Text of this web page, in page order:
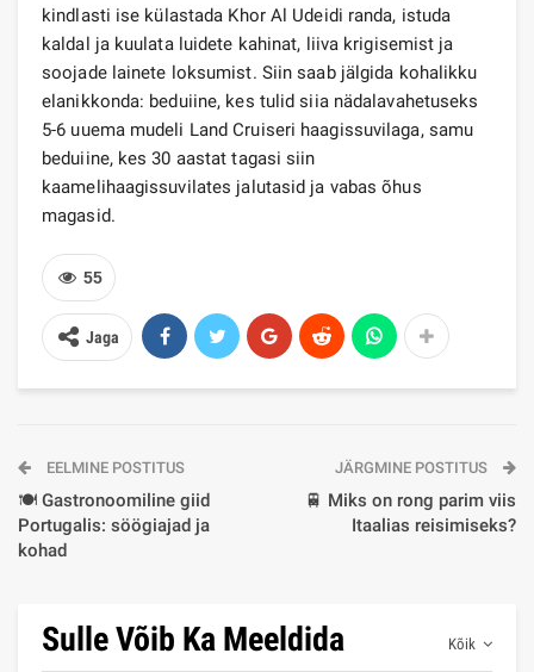
kindlasti ise külastada Khor Al Udeidi randa, istuda
kaldal ja kuulata luidete kahinat, liiva krigisemist ja
soojade lainete loksumist. Siin saab jälgida kohalikku
elanikkonda: beduiine, kes tulid siia nädalavahetuseks
5-6 uuema mudeli Land Cruiseri haagissuvilaga, samu
beduiine, kes 30 aastat tagasi siin
kaamelihaagissuvilates jalutasid ja vabas õhus
magasid.
55
Jaga
EELMINE POSTITUS
🍽️ Gastronoomiline giid
Portugalis: söögiajad ja
kohad
JÄRGMINE POSTITUS
🚆 Miks on rong parim viis
Itaalias reisimiseks?
Kõik
Sulle Võib Ka Meeldida